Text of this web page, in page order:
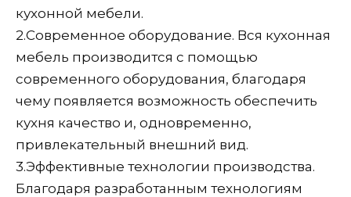
кухонной мебели.
2.Современное оборудование. Вся кухонная
мебель производится с помощью
современного оборудования, благодаря
чему появляется возможность обеспечить
кухня качество и, одновременно,
привлекательный внешний вид.
3.Эффективные технологии производства.
Благодаря разработанным технологиям